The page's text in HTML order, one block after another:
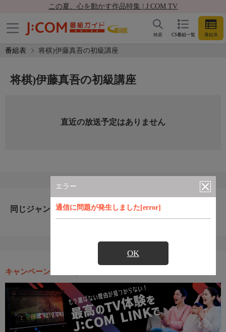
この夏、心を動かす作品特集 | J:COM TV
CS番組一覧 番組表
検索
番組表 将棋)伊藤真吾の初級講座
エラー
通信に問題が発生しました[error]
OK
将棋)伊藤真吾の初級講座
直近の放送予定はありません
同じジャンルのおすすめ番組
キャンペーン・お得な情報